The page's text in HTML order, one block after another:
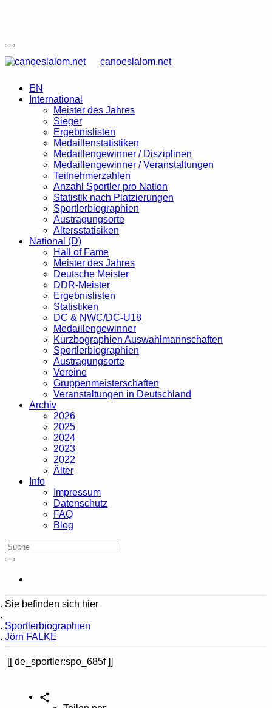
canoeslalom.net
EN
International
Meister des Jahres
Sieger
Ergebnislisten
Medaillenstatistiken
Medaillengewinner / Disziplinen
Medaillengewinner / Veranstaltungen
Teilnehmerzahlen
Anzahl Sportler pro Nation
Statistik nach Platzierungen
Sportlerbiographien
Austragungsorte
Altersstatisiken
National (D)
Hall of Fame
Meister des Jahres
Deutsche Meister
DDR-Meister
Ergebnislisten
Statistiken
DC & NWC/DC-U18
Medaillengewinner
Kurzbographien Auswahlmannschaften
Sportlerbiographien
Austragungsorte
Vereine
Gruppenmeisterschaften
Veranstaltungen in Deutschland
Archiv
2026
2025
2024
2023
2022
Älter
Info
Impressum
Datenschutz
FAQ
Blog
Sie befinden sich hier
Sportlerbiographien
Jörn FALKE
de_sportler:spo_685f